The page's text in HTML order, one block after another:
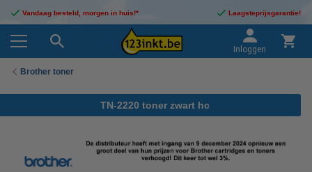
Vandaag besteld, morgen in huis!* Laagsteprijsgarantie!
Inloggen
Brother toner
TN-2220 toner zwart hc